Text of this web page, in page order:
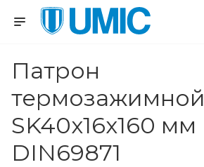
Патрон
термозажимной
SK40x16x160 мм
DIN69871